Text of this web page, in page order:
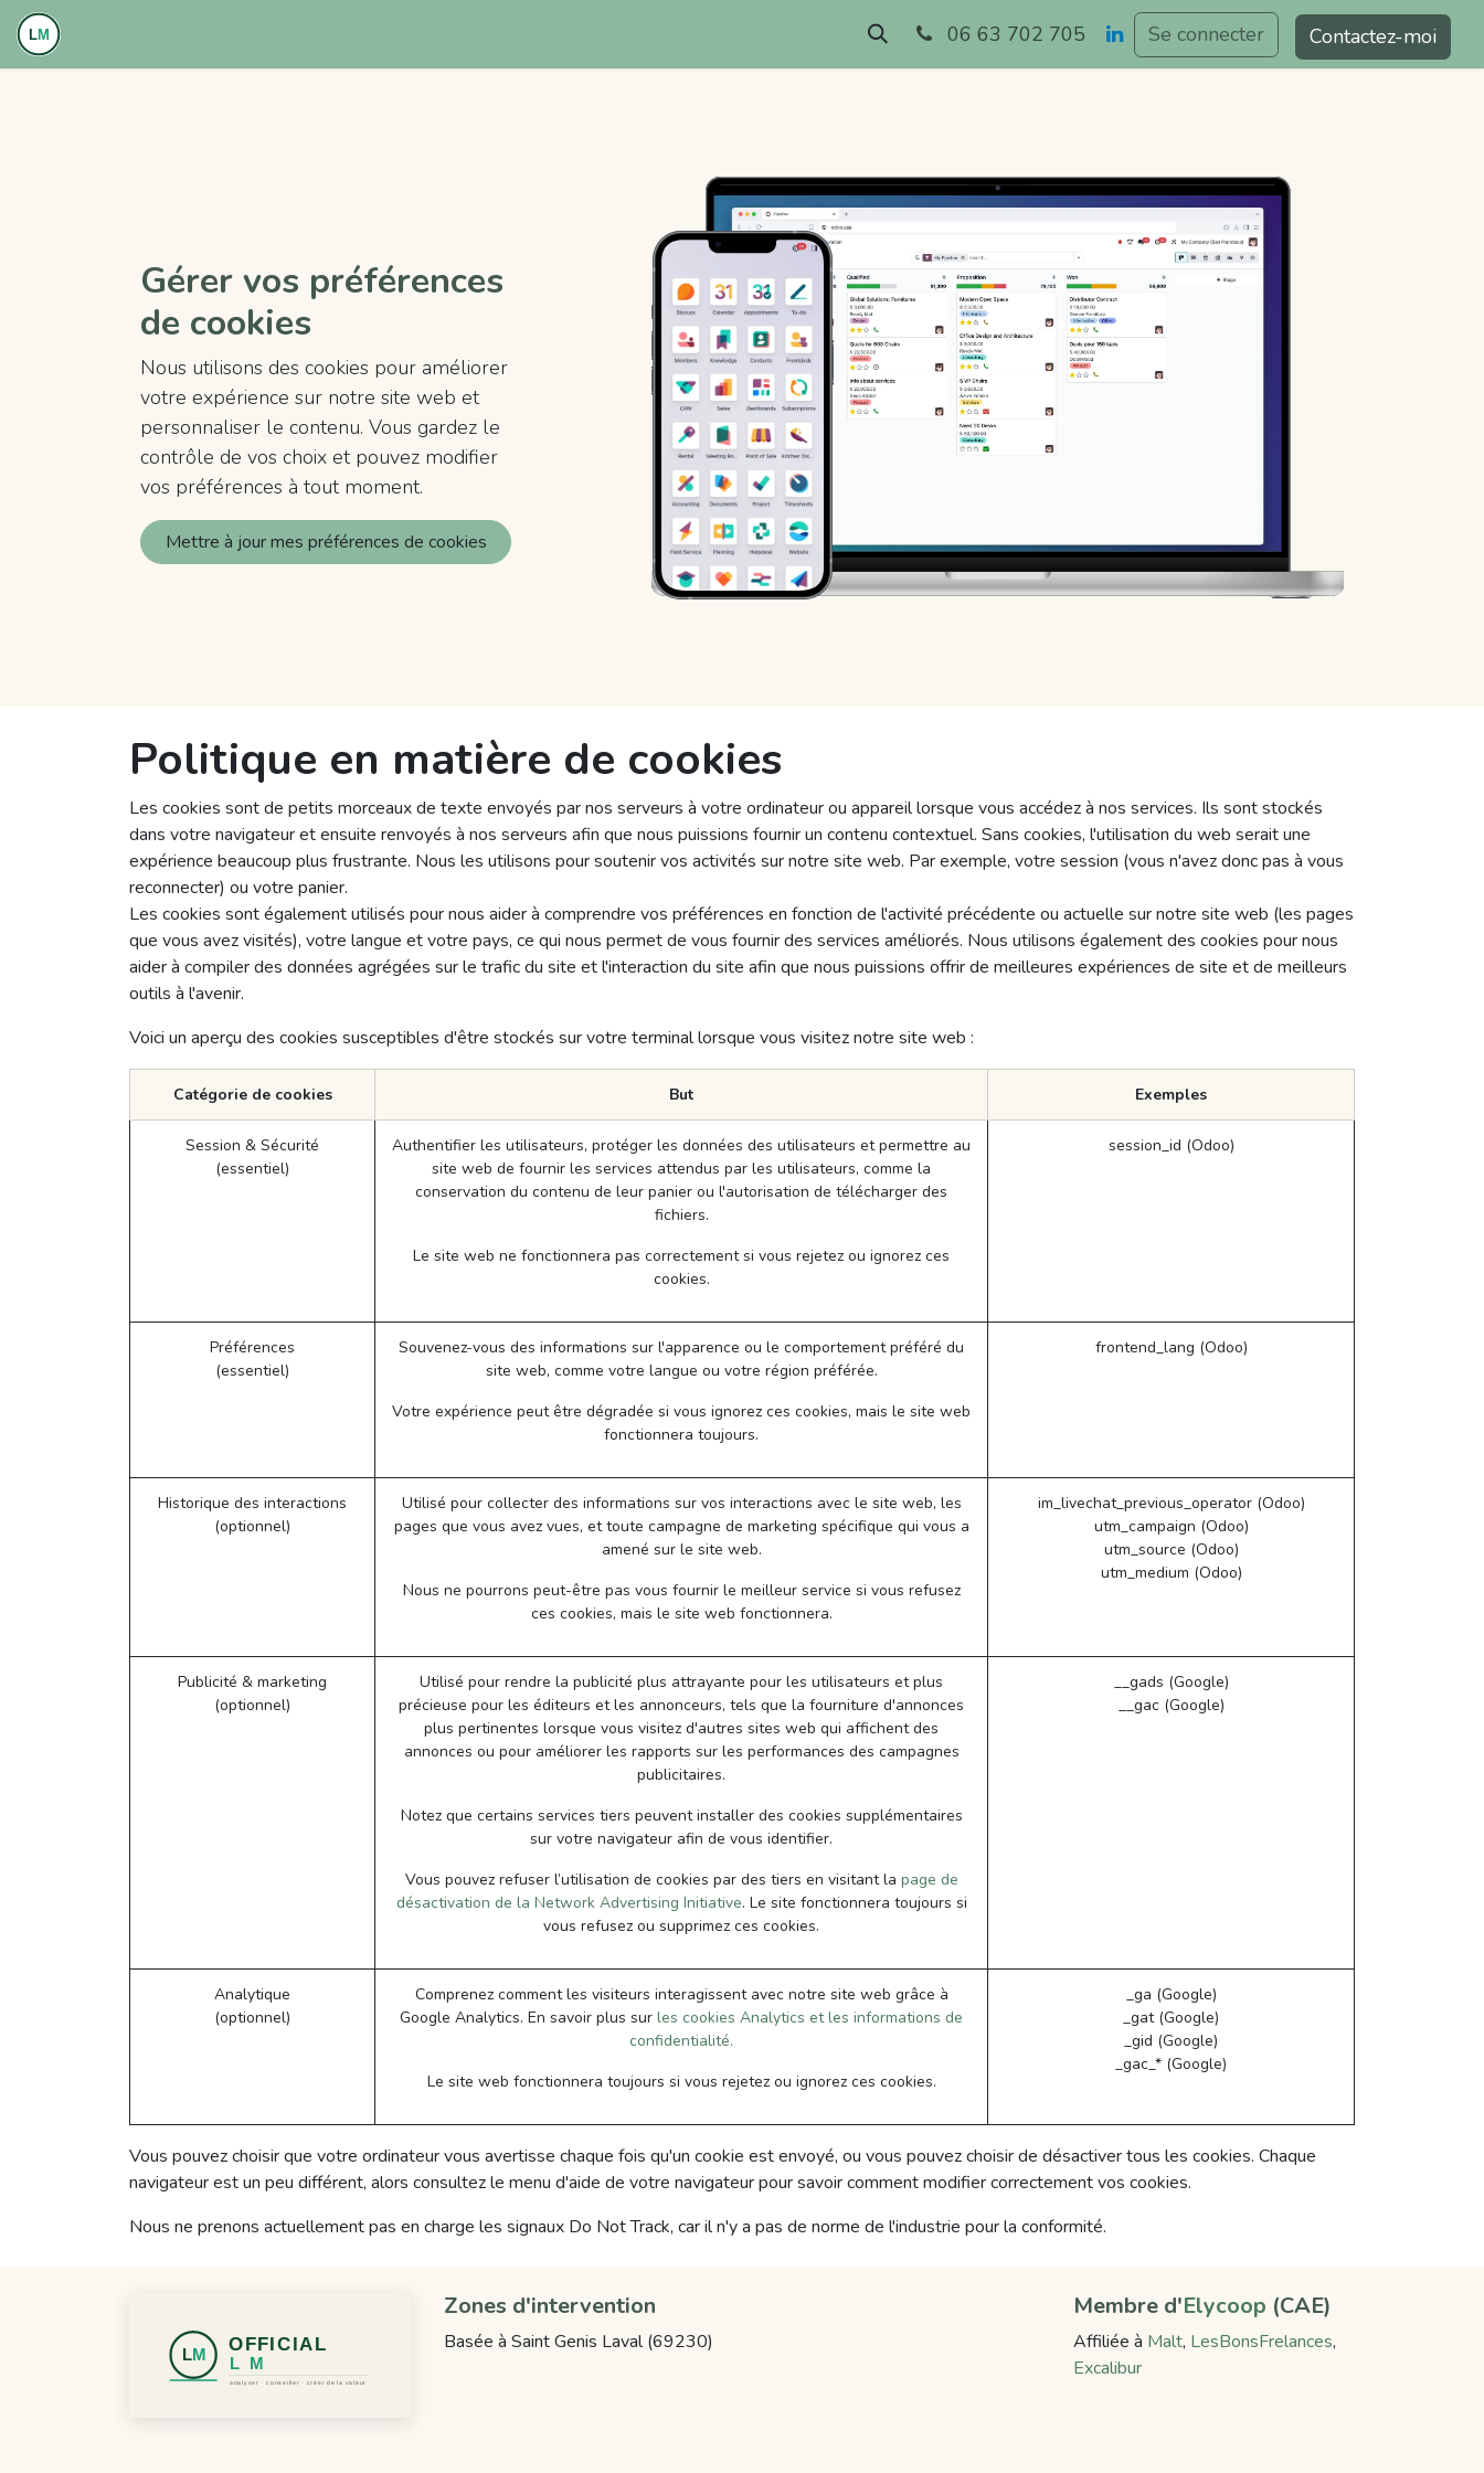
Se rendre au contenu
06 63 702 705 Se connecter Contactez-moi
Gérer vos préférences
de cookies
Nous utilisons des cookies pour améliorer
votre expérience sur notre site web et
personnaliser le contenu. Vous gardez le
contrôle de vos choix et pouvez modifier
vos préférences à tout moment.
Mettre à jour mes préférences de cookies
Politique en matière de cookies
Les cookies sont de petits morceaux de texte envoyés par nos serveurs à votre ordinateur ou appareil lorsque vous accédez à nos services. Ils sont stockés
dans votre navigateur et ensuite renvoyés à nos serveurs afin que nous puissions fournir un contenu contextuel. Sans cookies, l'utilisation du web serait une
expérience beaucoup plus frustrante. Nous les utilisons pour soutenir vos activités sur notre site web. Par exemple, votre session (vous n'avez donc pas à vous
reconnecter) ou votre panier.
Les cookies sont également utilisés pour nous aider à comprendre vos préférences en fonction de l'activité précédente ou actuelle sur notre site web (les pages
que vous avez visités), votre langue et votre pays, ce qui nous permet de vous fournir des services améliorés. Nous utilisons également des cookies pour nous
aider à compiler des données agrégées sur le trafic du site et l'interaction du site afin que nous puissions offrir de meilleures expériences de site et de meilleurs
outils à l'avenir.
Voici un aperçu des cookies susceptibles d'être stockés sur votre terminal lorsque vous visitez notre site web :
Catégorie de cookies But Exemples
Session & Sécurité
(essentiel)
Authentifier les utilisateurs, protéger les données des utilisateurs et permettre au
site web de fournir les services attendus par les utilisateurs, comme la
conservation du contenu de leur panier ou l'autorisation de télécharger des
fichiers.
Le site web ne fonctionnera pas correctement si vous rejetez ou ignorez ces
cookies.
session_id (Odoo)
Préférences
(essentiel)
Souvenez-vous des informations sur l'apparence ou le comportement préféré du
site web, comme votre langue ou votre région préférée.
Votre expérience peut être dégradée si vous ignorez ces cookies, mais le site web
fonctionnera toujours.
frontend_lang (Odoo)
Historique des interactions
(optionnel)
Utilisé pour collecter des informations sur vos interactions avec le site web, les
pages que vous avez vues, et toute campagne de marketing spécifique qui vous a
amené sur le site web.
Nous ne pourrons peut-être pas vous fournir le meilleur service si vous refusez
ces cookies, mais le site web fonctionnera.
im_livechat_previous_operator (Odoo)
utm_campaign (Odoo)
utm_source (Odoo)
utm_medium (Odoo)
Publicité & marketing
(optionnel)
Utilisé pour rendre la publicité plus attrayante pour les utilisateurs et plus
précieuse pour les éditeurs et les annonceurs, tels que la fourniture d'annonces
plus pertinentes lorsque vous visitez d'autres sites web qui affichent des
annonces ou pour améliorer les rapports sur les performances des campagnes
publicitaires.
Notez que certains services tiers peuvent installer des cookies supplémentaires
sur votre navigateur afin de vous identifier.
Vous pouvez refuser l’utilisation de cookies par des tiers en visitant la page de
désactivation de la Network Advertising Initiative. Le site fonctionnera toujours si
vous refusez ou supprimez ces cookies.
__gads (Google)
__gac (Google)
Analytique
(optionnel)
Comprenez comment les visiteurs interagissent avec notre site web grâce à
Google Analytics. En savoir plus sur les cookies Analytics et les informations de
confidentialité.
Le site web fonctionnera toujours si vous rejetez ou ignorez ces cookies.
_ga (Google)
_gat (Google)
_gid (Google)
_gac_* (Google)
Vous pouvez choisir que votre ordinateur vous avertisse chaque fois qu'un cookie est envoyé, ou vous pouvez choisir de désactiver tous les cookies. Chaque
navigateur est un peu différent, alors consultez le menu d'aide de votre navigateur pour savoir comment modifier correctement vos cookies.
Nous ne prenons actuellement pas en charge les signaux Do Not Track, car il n'y a pas de norme de l'industrie pour la conformité.
Zones d'intervention
Basée à Saint Genis Laval (69230)
Membre d'Elycoop (CAE)
Affiliée à Malt, LesBonsFrelances,
Excalibur